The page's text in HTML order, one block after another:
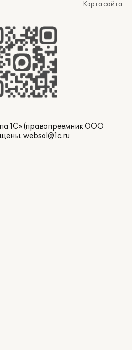
Карта сайта
1С» (правопреемник ООО
websol@1c.ru